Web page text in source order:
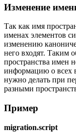
Изменение
Так как имя
именах элементов
изменению
него входят. Таким
пространства имен
информацию о всех
нужно делать при
разными
Пример
migration.script